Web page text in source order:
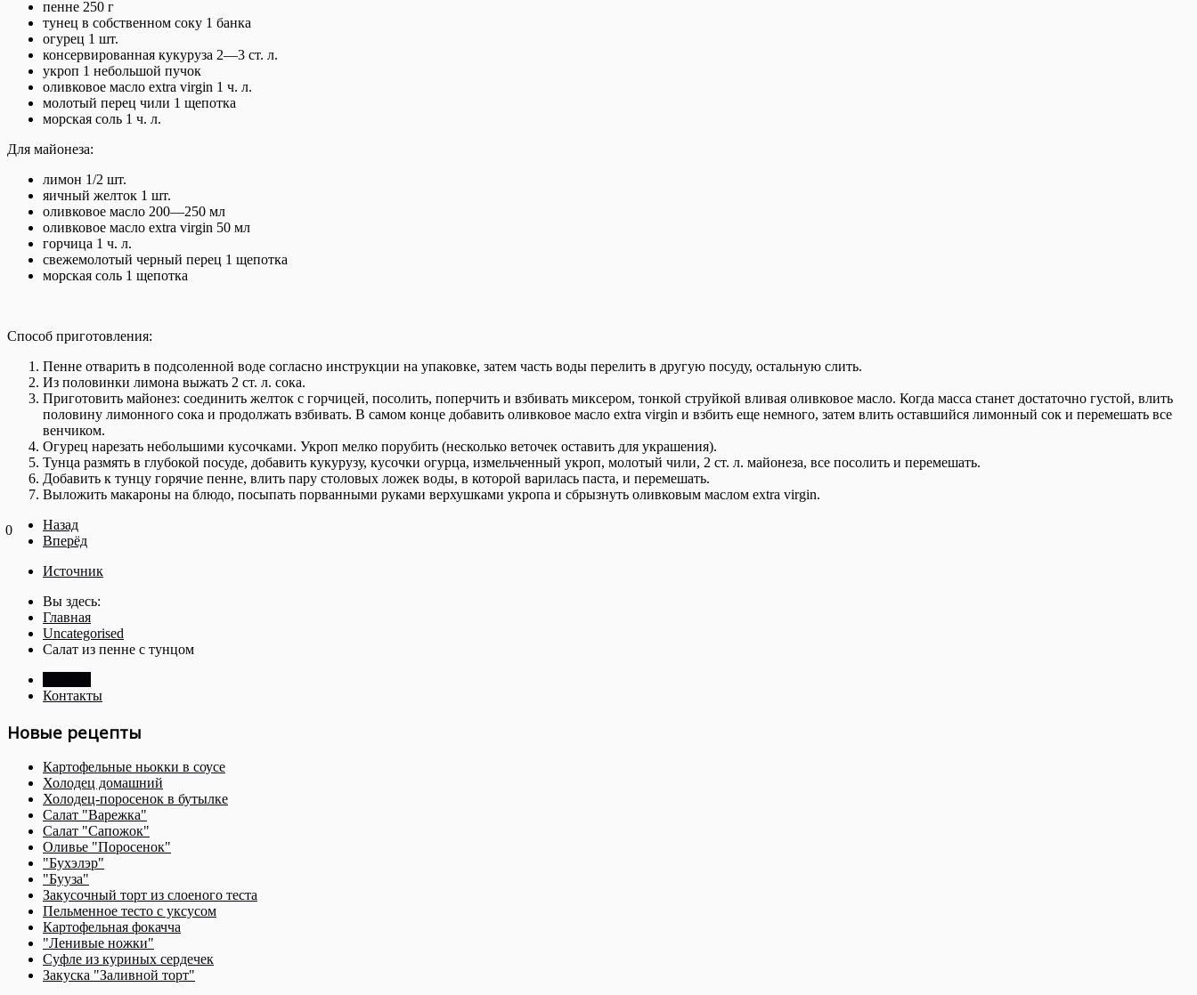
пенне 250 г
тунец в собственном соку 1 банка
огурец 1 шт.
консервированная кукуруза 2—3 ст. л.
укроп 1 небольшой пучок
оливковое масло extra virgin 1 ч. л.
молотый перец чили 1 щепотка
морская соль 1 ч. л.
Для майонеза:
лимон 1/2 шт.
яичный желток 1 шт.
оливковое масло 200—250 мл
оливковое масло extra virgin 50 мл
горчица 1 ч. л.
свежемолотый черный перец 1 щепотка
морская соль 1 щепотка
Способ приготовления:
Пенне отварить в подсоленной воде согласно инструкции на упаковке, затем часть воды перелить в другую посуду, остальную слить.
Из половинки лимона выжать 2 ст. л. сока.
Приготовить майонез: соединить желток с горчицей, посолить, поперчить и взбивать миксером, тонкой струйкой вливая оливковое масло. Когда масса станет достаточно густой, влить
половину лимонного сока и продолжать взбивать. В самом конце добавить оливковое масло extra virgin и взбить еще немного, затем влить оставшийся лимонный сок и перемешать все
венчиком.
Огурец нарезать небольшими кусочками. Укроп мелко порубить (несколько веточек оставить для украшения).
Тунца размять в глубокой посуде, добавить кукурузу, кусочки огурца, измельченный укроп, молотый чили, 2 ст. л. майонеза, все посолить и перемешать.
Добавить к тунцу горячие пенне, влить пару столовых ложек воды, в которой варилась паста, и перемешать.
Выложить макароны на блюдо, посыпать порванными руками верхушками укропа и сбрызнуть оливковым маслом extra virgin.
0
Назад
Вперёд
Источник
Вы здесь:
Главная
Uncategorised
Салат из пенне с тунцом
Контакты
Новые рецепты
Картофельные ньокки в соусе
Холодец домашний
Холодец-поросенок в бутылке
Салат "Варежка"
Салат "Сапожок"
Оливье "Поросенок"
"Бухэлэр"
"Бууза"
Закусочный торт из слоеного теста
Пельменное тесто с уксусом
Картофельная фокачча
"Ленивые ножки"
Суфле из куриных сердечек
Закуска "Заливной торт"